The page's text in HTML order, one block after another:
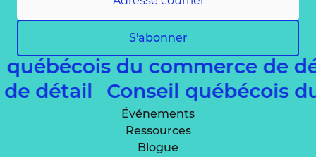
S'abonner
québécois du commerce de
de détail
Conseil québécois
Événements
Ressources
Blogue